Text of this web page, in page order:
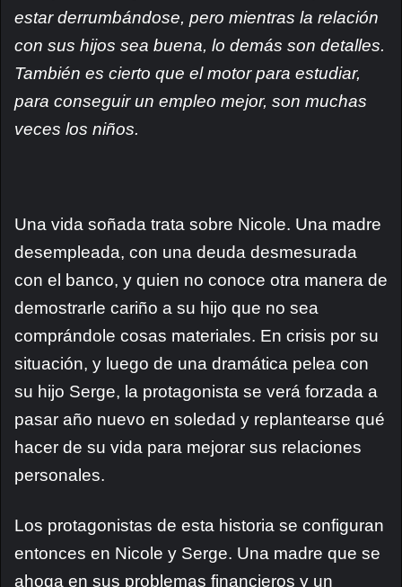
estar derrumbándose, pero mientras la relación
con sus hijos sea buena, lo demás son detalles.
También es cierto que el motor para estudiar,
para conseguir un empleo mejor, son muchas
veces los niños.
Una vida soñada trata sobre Nicole. Una madre
desempleada, con una deuda desmesurada
con el banco, y quien no conoce otra manera de
demostrarle cariño a su hijo que no sea
comprándole cosas materiales. En crisis por su
situación, y luego de una dramática pelea con
su hijo Serge, la protagonista se verá forzada a
pasar año nuevo en soledad y replantearse qué
hacer de su vida para mejorar sus relaciones
personales.
Los protagonistas de esta historia se configuran
entonces en Nicole y Serge. Una madre que se
ahoga en sus problemas financieros y un